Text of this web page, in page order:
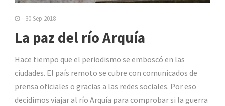
30 Sep 2018
La paz del río Arquía
Hace tiempo que el periodismo se emboscó en las
ciudades. El país remoto se cubre con comunicados de
prensa oficiales o gracias a las redes sociales. Por eso
decidimos viajar al río Arquía para comprobar si la guerra